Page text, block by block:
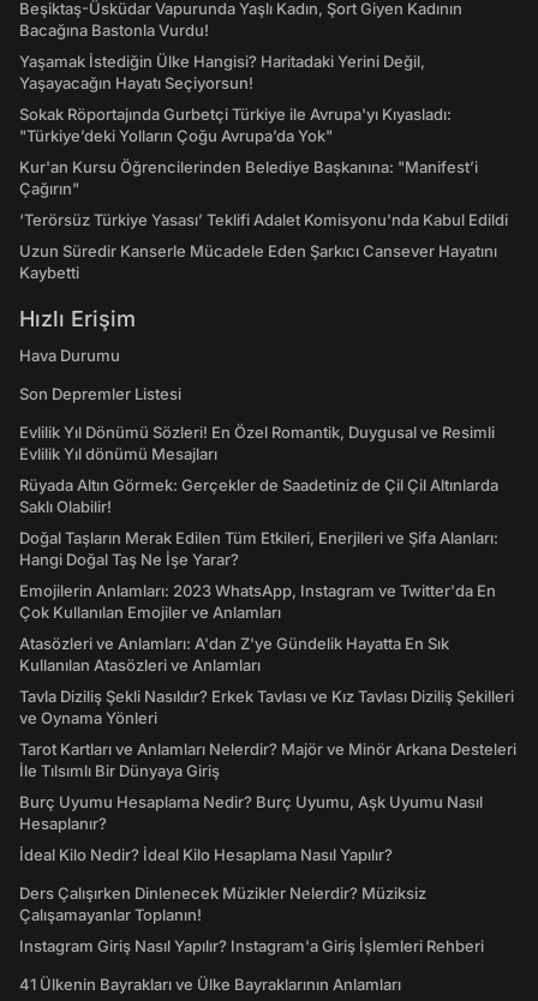
Beşiktaş-Üsküdar Vapurunda Yaşlı Kadın, Şort Giyen Kadının
Bacağına Bastonla Vurdu!
Yaşamak İstediğin Ülke Hangisi? Haritadaki Yerini Değil,
Yaşayacağın Hayatı Seçiyorsun!
Sokak Röportajında Gurbetçi Türkiye ile Avrupa'yı Kıyasladı:
"Türkiye’deki Yolların Çoğu Avrupa’da Yok"
Kur'an Kursu Öğrencilerinden Belediye Başkanına: "Manifest’i
Çağırın"
‘Terörsüz Türkiye Yasası’ Teklifi Adalet Komisyonu'nda Kabul Edildi
Uzun Süredir Kanserle Mücadele Eden Şarkıcı Cansever Hayatını
Kaybetti
Hızlı Erişim
Hava Durumu
Son Depremler Listesi
Evlilik Yıl Dönümü Sözleri! En Özel Romantik, Duygusal ve Resimli
Evlilik Yıl dönümü Mesajları
Rüyada Altın Görmek: Gerçekler de Saadetiniz de Çil Çil Altınlarda
Saklı Olabilir!
Doğal Taşların Merak Edilen Tüm Etkileri, Enerjileri ve Şifa Alanları:
Hangi Doğal Taş Ne İşe Yarar?
Emojilerin Anlamları: 2023 WhatsApp, Instagram ve Twitter'da En
Çok Kullanılan Emojiler ve Anlamları
Atasözleri ve Anlamları: A'dan Z'ye Gündelik Hayatta En Sık
Kullanılan Atasözleri ve Anlamları
Tavla Diziliş Şekli Nasıldır? Erkek Tavlası ve Kız Tavlası Diziliş Şekilleri
ve Oynama Yönleri
Tarot Kartları ve Anlamları Nelerdir? Majör ve Minör Arkana Desteleri
İle Tılsımlı Bir Dünyaya Giriş
Burç Uyumu Hesaplama Nedir? Burç Uyumu, Aşk Uyumu Nasıl
Hesaplanır?
İdeal Kilo Nedir? İdeal Kilo Hesaplama Nasıl Yapılır?
Ders Çalışırken Dinlenecek Müzikler Nelerdir? Müziksiz
Çalışamayanlar Toplanın!
Instagram Giriş Nasıl Yapılır? Instagram'a Giriş İşlemleri Rehberi
41 Ülkenin Bayrakları ve Ülke Bayraklarının Anlamları